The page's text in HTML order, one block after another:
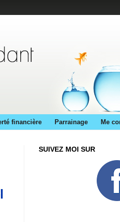
financière Parrainage Me
SUIVEZ MOI SUR